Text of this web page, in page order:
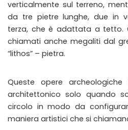
verticalmente sul terreno,
da tre pietre lunghe, due in
terza, che è adattata a tetto.
chiamati anche megaliti dal
“lithos” – pietra.
Queste opere
architettonico solo quando
circolo in modo da
maniera artistici che si